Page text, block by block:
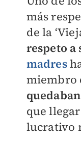
más
de la
respeto a
madres
miembro
quedaban
que
lucrativo